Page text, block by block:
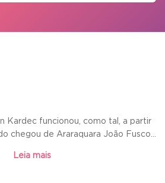
Kardec funcionou, como tal, a partir
chegou de Araraquara João Fusco...
Leia mais